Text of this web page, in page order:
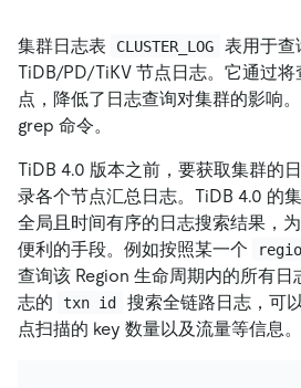
集群日志表 CLUSTER_LOG
表用于查
TiDB/PD/TiKV 节点日志。它通过
点，降低了日志查询对集群的影响
grep 命令。
TiDB 4.0 版本之前，要获取集群的
录各个节点汇总日志。TiDB 4.0 的
全局且时间有序的日志搜索结果，
便利的手段。例如按照某一个
查询该 Region 生命周期内的所有日
志的
txn id
搜索全链路日志，可
点扫描的 key 数量以及流量等信息。